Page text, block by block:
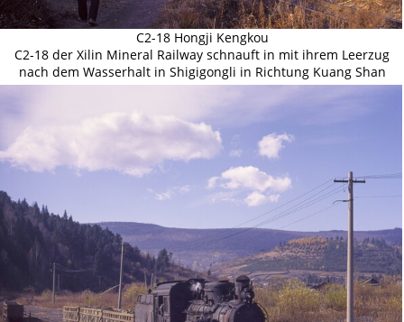
C2-18 Hongji Kengkou
C2-18 der Xilin Mineral Railway schnauft in mit ihrem Leerzug
nach dem Wasserhalt in Shigigongli in Richtung Kuang Shan